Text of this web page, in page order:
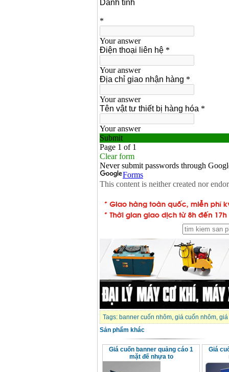
Tags: banner cuốn nhôm, giá cuốn nhôm, giá
Sản phẩm khác
Giá cuốn banner quảng cáo 1
mặt đế nhựa to
Giá